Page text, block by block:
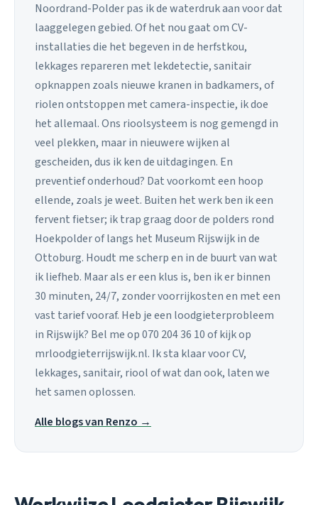
Noordrand-Polder pas ik de waterdruk aan voor dat
laaggelegen gebied. Of het nou gaat om CV-
installaties die het begeven in de herfstkou,
lekkages repareren met lekdetectie, sanitair
opknappen zoals nieuwe kranen in badkamers, of
riolen ontstoppen met camera-inspectie, ik doe
het allemaal. Ons rioolsysteem is nog gemengd in
veel plekken, maar in nieuwere wijken al
gescheiden, dus ik ken de uitdagingen. En
preventief onderhoud? Dat voorkomt een hoop
ellende, zoals je weet. Buiten het werk ben ik een
fervent fietser; ik trap graag door de polders rond
Hoekpolder of langs het Museum Rijswijk in de
Ottoburg. Houdt me scherp en in de buurt van wat
ik liefheb. Maar als er een klus is, ben ik er binnen
30 minuten, 24/7, zonder voorrijkosten en met een
vast tarief vooraf. Heb je een loodgieterprobleem
in Rijswijk? Bel me op 070 204 36 10 of kijk op
mrloodgieterrijswijk.nl. Ik sta klaar voor CV,
lekkages, sanitair, riool of wat dan ook, laten we
het samen oplossen.
Alle blogs van Renzo →